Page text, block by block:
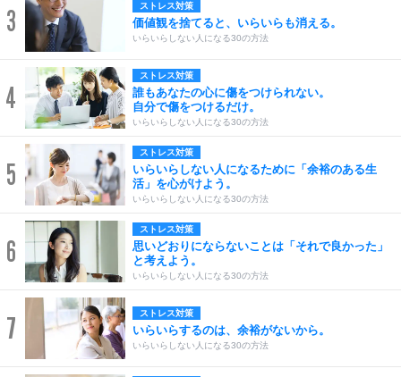
3 ストレス対策
価値観を捨てると、いらいらも消える。
いらいらしない人になる30の方法
4
ストレス対策
誰もあなたの心に傷をつけられない。
自分で傷をつけるだけ。
いらいらしない人になる30の方法
5
ストレス対策
いらいらしない人になるために「余裕のある生
活」を心がけよう。
いらいらしない人になる30の方法
6
ストレス対策
思いどおりにならないことは「それで良かった」
と考えよう。
いらいらしない人になる30の方法
7 ストレス対策
いらいらするのは、余裕がないから。
いらいらしない人になる30の方法